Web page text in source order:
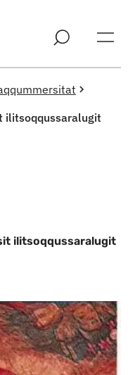
ilitsoqqussaralugit
ilitsoqqussaralugit